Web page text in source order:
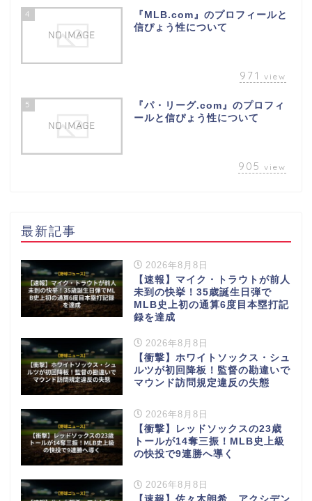
4
『MLB.com』のプロフィールと
信ぴょう性について
971 view
5
『パ・リーグ.com』のプロフィ
ールと信ぴょう性について
905 view
最新記事
2026年8月8日
【速報】マイク・トラウトが前人
未到の快挙！35歳誕生日弾で
MLB史上初の通算6度目本塁打記
録を達成
2026年8月8日
【衝撃】ホワイトソックス・シュ
ルツが初回降板！監督の勘違いで
マウンド訪問規定違反の失態
2026年8月8日
【衝撃】レッドソックスの23歳
トールが14奪三振！MLB史上級
の快投で9連勝へ導く
2026年8月8日